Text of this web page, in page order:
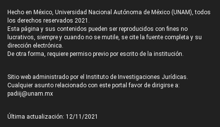
Hecho en México, Universidad Nacional Autónoma de México (UNAM), todos
los derechos reservados 2021.
Esta página y sus contenidos pueden ser reproducidos con fines no
lucrativos, siempre y cuando no se mutile, se cite la fuente completa y su
dirección electrónica.
De otra forma, requiere permiso previo por escrito de la institución.
Sitio web administrado por el Instituto de Investigaciones Jurídicas.
Cualquier asunto relacionado con este portal favor de dirigirse a:
padiij@unam.mx
Última actualización: 12/11/2021